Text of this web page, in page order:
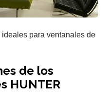
para ventanales de
de los
HUNTER